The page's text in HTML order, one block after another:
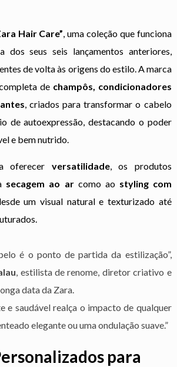
Hair Care” , uma coleção que funciona
dos seus seis lançamentos anteriores,
de volta às origens do estilo. A marca
de champôs, condicionadores
, criados para transformar o cabelo
de autoexpressão, destacando o poder
e bem nutrido.
oferecer versatilidade, os produtos
secagem ao arcomo ao styling com
um visual natural e texturizado até
é o ponto de partida da estilização”,
, estilista de renome, diretor criativo e
data da Zara.
e saudável realça o impacto de qualquer
elegante ou uma ondulação suave.”
para